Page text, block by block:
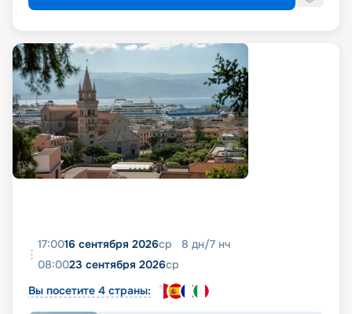
17:0016 сентября 2026ср 8 дн/7 нч
08:0023 сентября 2026ср
Вы посетите 4 страны: